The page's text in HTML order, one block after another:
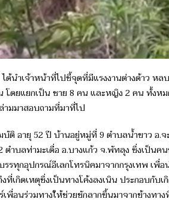
ด้นำเจ้าหน้าที่ไปชี้จุดที่มีแรงงานต่างด้าว
โดยแยกเป็น ชาย 8 คน และหญิง 2 คน ทั้งห
ามมาสอบถามที่มาที่ไป
ติ อายุ 52 ปี บ้านอยู่หมู่ที่ 9 ตำบลน้ำขาว อ.
ำบลท่ามะเดื่อ อ.บางแก้ว จ.พัทลุง ซึ่งเป็นค
รทุกอุปกรณ์อีเลกโทรนิคมาจากกรุงเทพ เพื่
เกิดเหตุซึ่งเป็นทางโค้งลงเนิน ประกอบกับเ
พื่อนร่วมทางให้ช่วยชักลากขึ้นมาจากข้างทาง